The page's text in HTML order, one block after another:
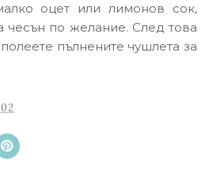
оцет или лимонов сок,
чесън по желание. След това
пълнените чушлета за